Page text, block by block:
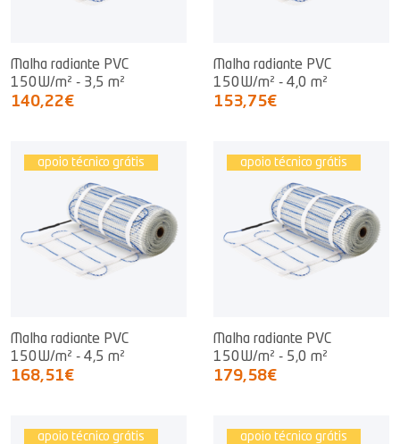
Malha radiante PVC
150W/m² - 3,5 m²
140,22€
Malha radiante PVC
150W/m² - 4,0 m²
153,75€
apoio técnico grátis
Malha radiante PVC
150W/m² - 4,5 m²
168,51€
apoio técnico grátis
Malha radiante PVC
150W/m² - 5,0 m²
179,58€
apoio técnico grátis apoio técnico grátis